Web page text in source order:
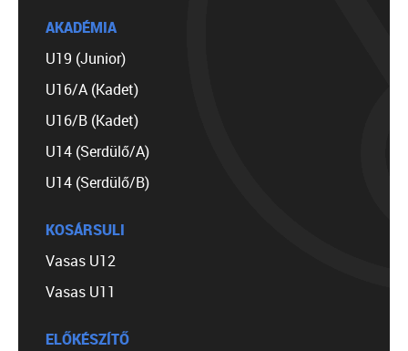
AKADÉMIA
U19 (Junior)
U16/A (Kadet)
U16/B (Kadet)
U14 (Serdülő/A)
U14 (Serdülő/B)
KOSÁRSULI
Vasas U12
Vasas U11
ELŐKÉSZÍTŐ